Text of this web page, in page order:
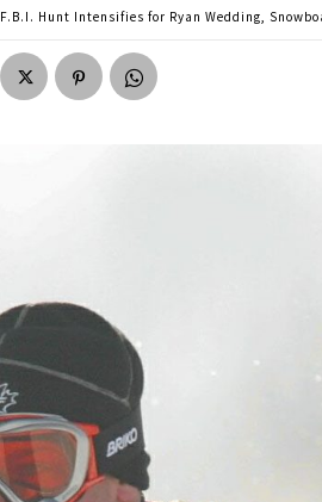
F.B.I. Hunt Intensifies for Ryan Wedding,